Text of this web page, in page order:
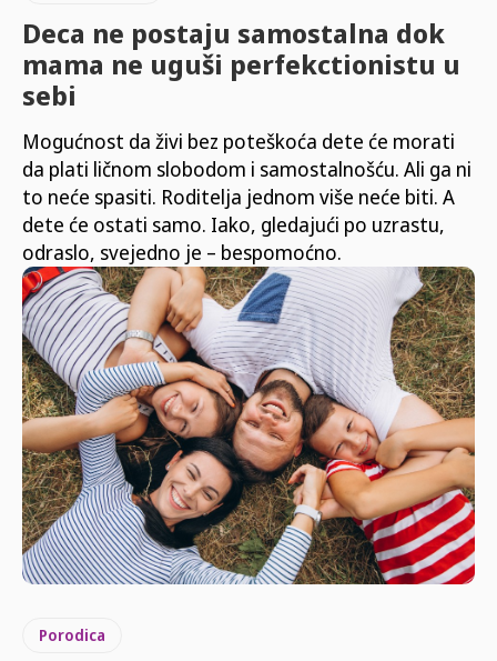
Deca ne postaju samostalna dok
mama ne uguši perfekctionistu u
sebi
Mogućnost da živi bez poteškoća dete će morati
da plati ličnom slobodom i samostalnošću. Ali ga ni
to neće spasiti. Roditelja jednom više neće biti. A
dete će ostati samo. Iako, gledajući po uzrastu,
odraslo, svejedno je – bespomoćno.
Porodica